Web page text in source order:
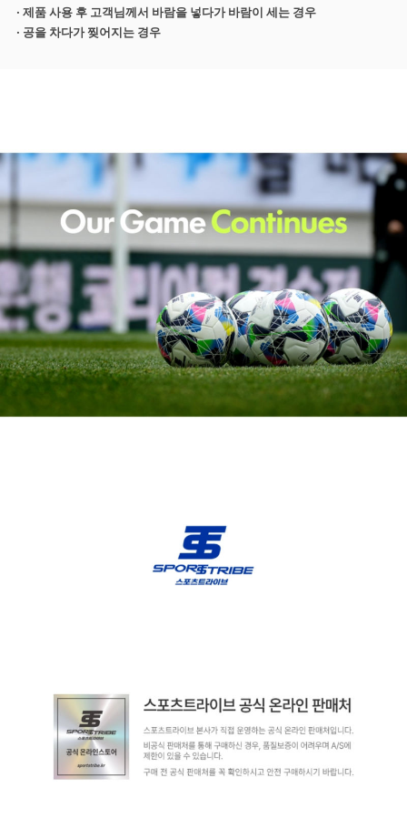
· 제품 사용 후 고객님께서 바람을 넣다가 바람이 세는 경우
· 공을 차다가 찢어지는 경우